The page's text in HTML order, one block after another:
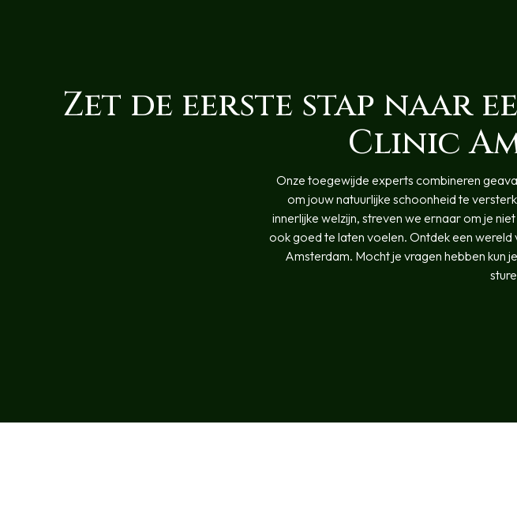
Zet de eerste stap naar
Clinic
Onze toegewijde experts combineren
om jouw natuurlijke schoonheid te
innerlijke welzijn, streven we ernaar om je
ook goed te laten voelen. Ontdek een
Amsterdam. Mocht je vragen hebben kun